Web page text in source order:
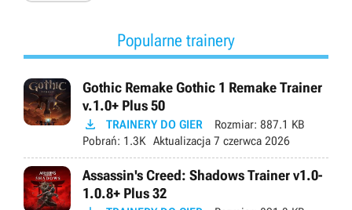
Popularne trainery
Gothic Remake Gothic 1 Remake Trainer
v.1.0+ Plus 50
 TRAINERY DO GIER Rozmiar: 887.1 KB
Pobrań: 1.3K Aktualizacja 7 czerwca 2026
Assassin's Creed: Shadows Trainer v1.0-
1.0.8+ Plus 32